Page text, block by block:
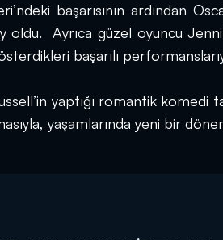
başarısının ardından
oldu.  Ayrıca güzel oyuncu
başarılı
yaptığı romantik komedi
yaşamlarında yeni bir